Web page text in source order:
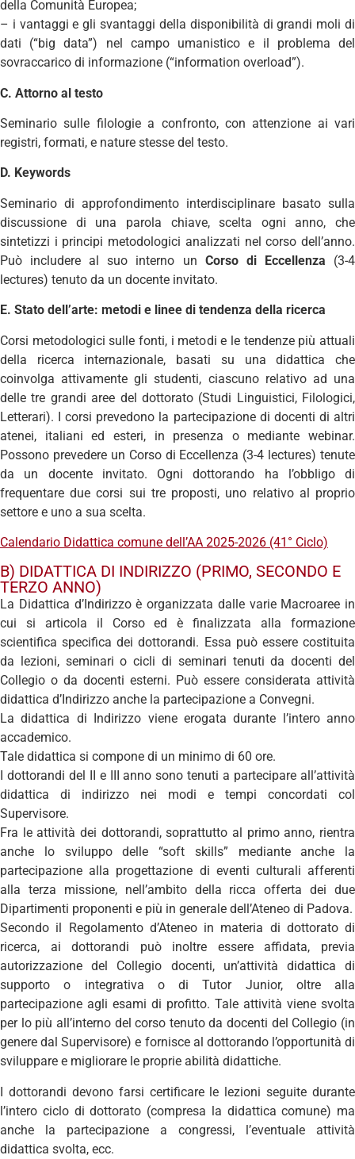
della Comunità Europea;
– i vantaggi e gli svantaggi della disponibilità di grandi moli di
dati (“big data”) nel campo umanistico e il problema del
sovraccarico di informazione (“information overload”).
C. Attorno al testo
Seminario sulle filologie a confronto, con attenzione ai vari
registri, formati, e nature stesse del testo.
D. Keywords
Seminario di approfondimento interdisciplinare basato sulla
discussione di una parola chiave, scelta ogni anno, che
sintetizzi i principi metodologici analizzati nel corso dell’anno.
Può includere al suo interno un Corso di Eccellenza (3-4
lectures) tenuto da un docente invitato.
E. Stato dell’arte: metodi e linee di tendenza della ricerca
Corsi metodologici sulle fonti, i metodi e le tendenze più attuali
della ricerca internazionale, basati su una didattica che
coinvolga attivamente gli studenti, ciascuno relativo ad una
delle tre grandi aree del dottorato (Studi Linguistici, Filologici,
Letterari). I corsi prevedono la partecipazione di docenti di altri
atenei, italiani ed esteri, in presenza o mediante webinar.
Possono prevedere un Corso di Eccellenza (3-4 lectures) tenute
da un docente invitato. Ogni dottorando ha l’obbligo di
frequentare due corsi sui tre proposti, uno relativo al proprio
settore e uno a sua scelta.
Calendario Didattica comune dell’AA 2025-2026 (41° Ciclo)
B) DIDATTICA DI INDIRIZZO (PRIMO, SECONDO E
TERZO ANNO)
La Didattica d’Indirizzo è organizzata dalle varie Macroaree in
cui si articola il Corso ed è finalizzata alla formazione
scientifica specifica dei dottorandi. Essa può essere costituita
da lezioni, seminari o cicli di seminari tenuti da docenti del
Collegio o da docenti esterni. Può essere considerata attività
didattica d’Indirizzo anche la partecipazione a Convegni.
La didattica di Indirizzo viene erogata durante l’intero anno
accademico.
Tale didattica si compone di un minimo di 60 ore.
I dottorandi del II e III anno sono tenuti a partecipare all’attività
didattica di indirizzo nei modi e tempi concordati col
Supervisore.
Fra le attività dei dottorandi, soprattutto al primo anno, rientra
anche lo sviluppo delle “soft skills” mediante anche la
partecipazione alla progettazione di eventi culturali afferenti
alla terza missione, nell’ambito della ricca offerta dei due
Dipartimenti proponenti e più in generale dell’Ateneo di Padova.
Secondo il Regolamento d’Ateneo in materia di dottorato di
ricerca, ai dottorandi può inoltre essere affidata, previa
autorizzazione del Collegio docenti, un’attività didattica di
supporto o integrativa o di Tutor Junior, oltre alla
partecipazione agli esami di profitto. Tale attività viene svolta
per lo più all’interno del corso tenuto da docenti del Collegio (in
genere dal Supervisore) e fornisce al dottorando l’opportunità di
sviluppare e migliorare le proprie abilità didattiche.
I dottorandi devono farsi certificare le lezioni seguite durante
l’intero ciclo di dottorato (compresa la didattica comune) ma
anche la partecipazione a congressi, l’eventuale attività
didattica svolta, ecc.